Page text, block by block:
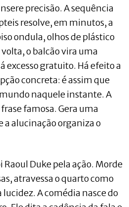
precisão. A sequência
resolve, em minutos, a
ondula, olhos de plástico
o balcão vira uma
excesso gratuito. Há efeito a
concreta: é assim que
naquele instante. A
famosa. Gera uma
a alucinação organiza o
Duke pela ação. Morde
atravessa o quarto como
A comédia nasce do